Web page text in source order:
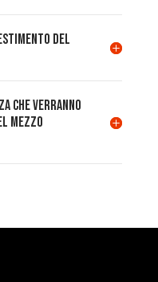
del
che verranno
mezzo